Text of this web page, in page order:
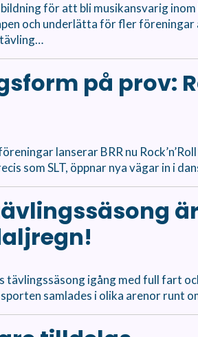
för att bli musikansvarig inom
och underlätta för fler
på prov:
lanserar BRR nu
som SLT, öppnar nya vägar in i
tävlingssäsong igång med full fart
samlades i olika arenor runt